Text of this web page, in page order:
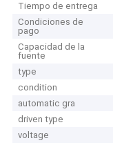
Tiempo de entrega
Condiciones de
pago
Capacidad de la
fuente
type
condition
automatic gra
driven type
voltage